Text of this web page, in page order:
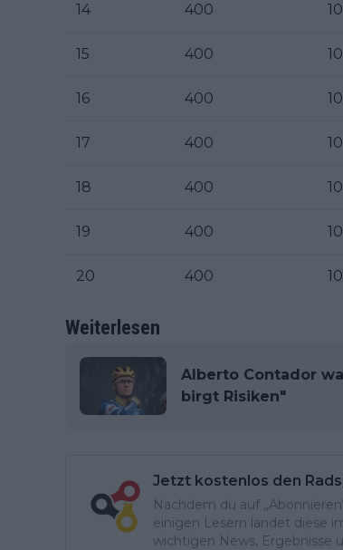
14 400
15 400
16 400
17 400
18 400
19 400
20 400
Weiterlesen
Alberto Contador
birgt Risiken"
Jetzt kostenlos den
Nachdem du auf
einigen Lesern landet diese
wichtigen News, Ergebnisse